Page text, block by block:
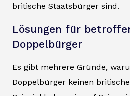
britische Staatsbürger sind.
Lösungen für
Doppelbürger
Es gibt mehrere Gründe,
Doppelbürger keinen